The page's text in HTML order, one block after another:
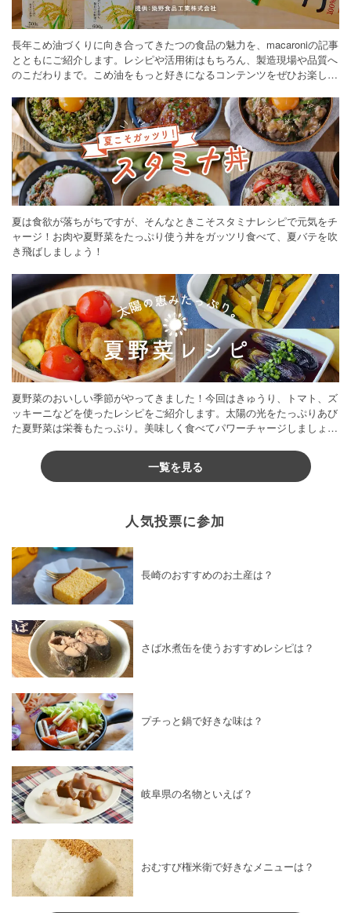
長年こめ油づくりに向き合ってきたつの食品の魅力を、macaroniの記事
とともにご紹介します。レシピや活用術はもちろん、製造現場や品質へ
のこだわりまで。こめ油をもっと好きになるコンテンツをぜひお楽しみ
夏は食欲が落ちがちですが、そんなときこそスタミナレシピで元気をチ
ャージ！お肉や夏野菜をたっぷり使う丼をガッツリ食べて、夏バテを吹
き飛ばしましょう！
夏野菜のおいしい季節がやってきました！今回はきゅうり、トマト、ズ
ッキーニなどを使ったレシピをご紹介します。太陽の光をたっぷりあび
た夏野菜は栄養もたっぷり。美味しく食べてパワーチャージしましょう
一覧を見る
人気投票に参加
長崎のおすすめのお土産は？
さば水煮缶を使うおすすめレシピは？
プチっと鍋で好きな味は？
岐阜県の名物といえば？
おむすび権米衛で好きなメニューは？